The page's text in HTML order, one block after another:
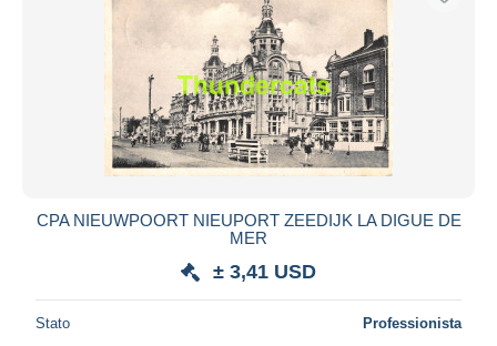
CPA NIEUWPOORT NIEUPORT ZEEDIJK LA DIGUE DE
MER
± 3,41 USD
Stato Professionista